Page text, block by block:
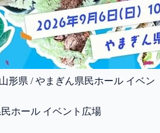
山形県 / やまぎん県民ホール イベン
ホール イベント広場